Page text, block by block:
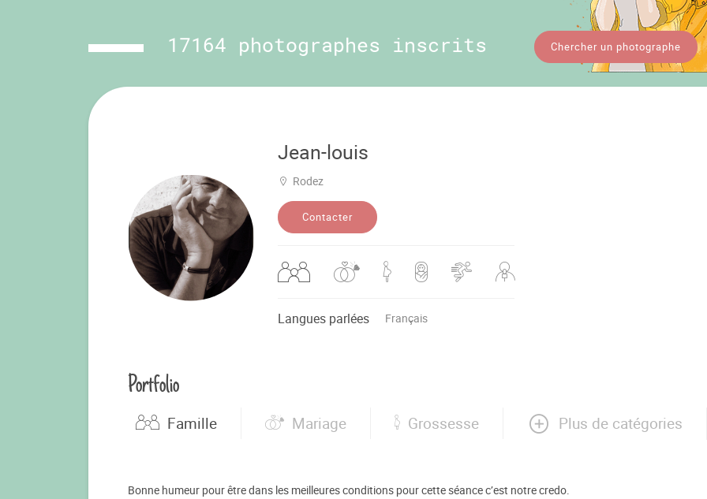
17164 photographes inscrits Chercher un photographe
Jean-louis
Rodez
Contacter
Langues parlées Français
Portfolio
Famille Mariage Grossesse Plus de catégories
Bonne humeur pour être dans les meilleures conditions pour cette séance c’est notre credo.